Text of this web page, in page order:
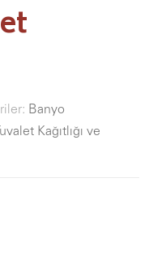
Banyo
Kağıtlığı ve